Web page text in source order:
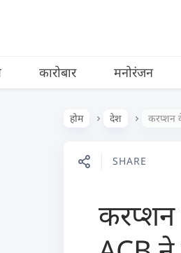
कारोबार मनोरंजन
होम देश करप्शन
SHARE
करप्शन